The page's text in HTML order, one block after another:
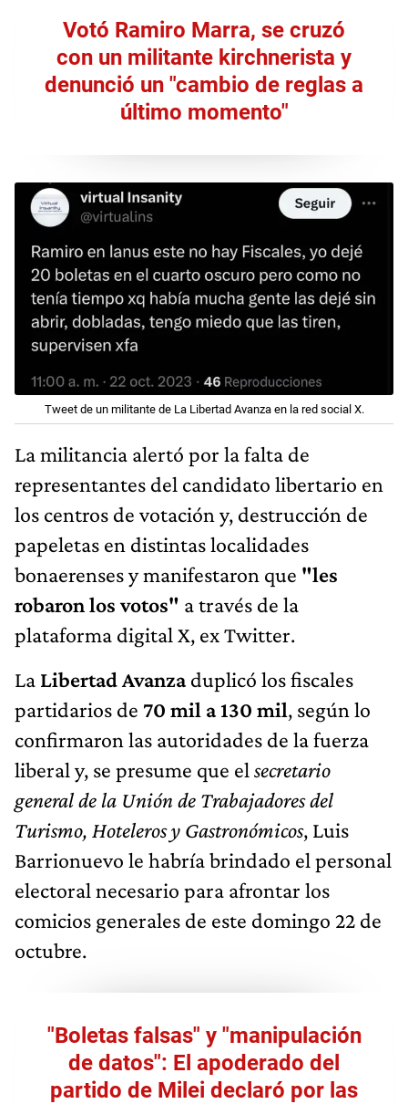
Votó Ramiro Marra, se cruzó
con un militante kirchnerista y
denunció un "cambio de reglas a
último momento"
Tweet de un militante de La Libertad Avanza en la red social X.
La militancia alertó por la falta de
representantes del candidato libertario en
los centros de votación y, destrucción de
papeletas en distintas localidades
bonaerenses y manifestaron que "les
robaron los votos" a través de la
plataforma digital X, ex Twitter.
La Libertad Avanzaduplicó los fiscales
partidarios de 70 mil a 130 mil, según lo
confirmaron las autoridades de la fuerza
liberal y, se presume que el secretario
general de la Unión de Trabajadores del
Turismo, Hoteleros y Gastronómicos, Luis
Barrionuevo le habría brindado el personal
electoral necesario para afrontar los
comicios generales de este domingo 22 de
octubre.
"Boletas falsas" y "manipulación
de datos": El apoderado del
partido de Milei declaró por las